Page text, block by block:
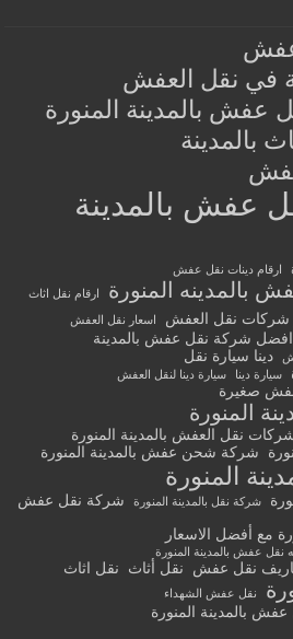
في نقل العفش
بالمدينة المنورة
بالمدينة
عفش بالمدينة
ارقام دينات نقل عفش
بالمدينه المنورة ارقام نقل اثاث
شركات نقل العفش
اسعار نقل العفش
افضل شركة نقل عفش بالمدينة
دينا سيارة نقل
سيارة دينا سيارة دينا لنقل العفش
صغيرة
المنورة
نقل العفش بالمدينة المنورة
شركة شحن عفش بالمدينة المنورة
المنورة
شركة نقل بالمدينة المنورة شركة نقل عفش
مع أفضل الاسعار
نقل عفش بالمدينة المنورة
نقل عفش نقل أثاث نقل اثاث
نقل عفش الشهداء
عفش بالمدينة المنورة